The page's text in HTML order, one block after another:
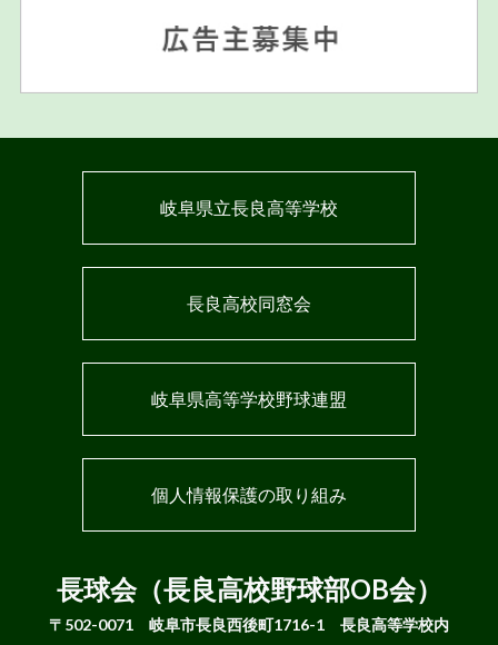
岐阜県立長良高等学校
長良高校同窓会
岐阜県高等学校野球連盟
個人情報保護の取り組み
長球会（長良高校野球部OB会）
〒502-0071 岐阜市長良西後町1716-1 長良高等学校内